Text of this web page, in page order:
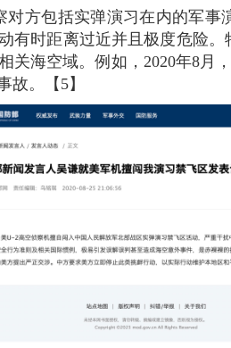
对方包括实弹演习在内的军
有时距离过近并且极度危险
关海空域。例如，2020年8月
故。【5】